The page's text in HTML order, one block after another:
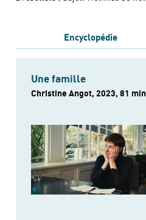
Encyclopédie
Une famille
Christine Angot, 2023, 81 min